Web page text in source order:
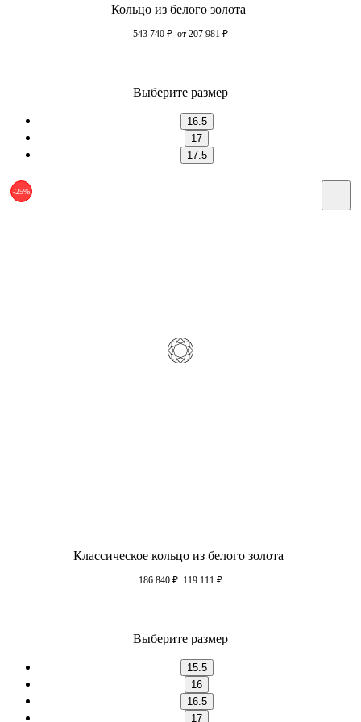
Кольцо из белого золота
543 740 ₽ от 207 981 ₽
Выберите размер
16.5
17
17.5
-25%
Классическое кольцо из белого золота
186 840 ₽ 119 111 ₽
Выберите размер
15.5
16
16.5
17